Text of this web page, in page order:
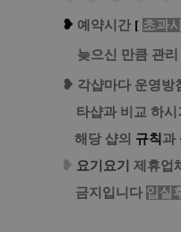
❥ 예 약시간 [ 초과시
늦으신 만큼 관리
❥ 각샵마다 운영방
타샵과 비교 하
해당 샵의 규칙 과
❥ 요기요기
제휴업
금지 입니다 입실